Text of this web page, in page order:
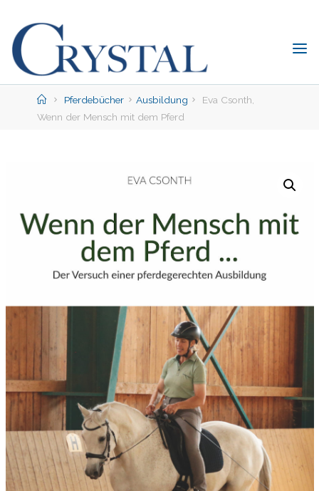
content
Crystal
Verlag
HomePferdebücher Ausbildung
Eva Csonth,
Wenn der Mensch mit dem Pferd